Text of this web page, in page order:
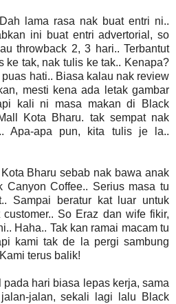
lama rasa nak buat entri ni..
ini buat entri advertorial, so
throwback 2, 3 hari.. Terbantut
ke tak, nak tulis ke tak.. Kenapa?
hati.. Biasa kalau nak review
mesti kena ada letak gambar
kali ni masa makan di Black
Kota Bharu. tak sempat nak
Apa-apa pun, kita tulis je la..
Bharu sebab nak bawa anak
Canyon Coffee.. Serius masa tu
Sampai beratur kat luar untuk
So Eraz dan wife fikir,
Haha.. Tak kan ramai macam tu
kami tak de la pergi sambung
terus balik!
pada hari biasa lepas kerja, sama
jalan, sekali lagi lalu Black